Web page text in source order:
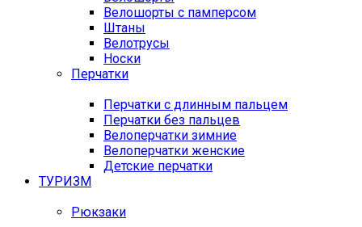
Велошорты с памперсом
Штаны
Велотрусы
Носки
Перчатки
Перчатки с длинным пальцем
Перчатки без пальцев
Велоперчатки зимние
Велоперчатки женские
Детские перчатки
ТУРИЗМ
Рюкзаки